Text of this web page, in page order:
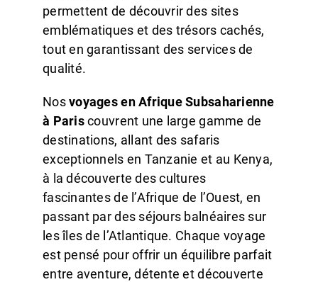
permettent de découvrir des sites
emblématiques et des trésors cachés,
tout en garantissant des services de
qualité.
Nosvoyages en Afrique Subsaharienne
à Pariscouvrent une large gamme de
destinations, allant des safaris
exceptionnels en Tanzanie et au Kenya,
à la découverte des cultures
fascinantes de l’Afrique de l’Ouest, en
passant par des séjours balnéaires sur
les îles de l’Atlantique. Chaque voyage
est pensé pour offrir un équilibre parfait
entre aventure, détente et découverte